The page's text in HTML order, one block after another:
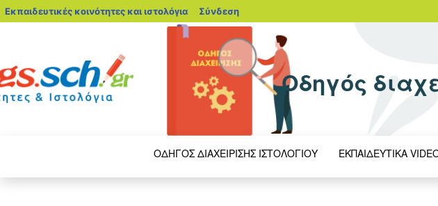
Εκπαιδευτικές κοινότητες και ιστολόγια blogs.sch.gr
Σύνδεση
Οδηγός
ΟΔΗΓΌΣ ΔΙΑΧΕΊΡΙΣΗΣ ΙΣΤΟΛΟΓΊΟΥ ΕΚΠΑΙΔΕΥΤΙΚΆ